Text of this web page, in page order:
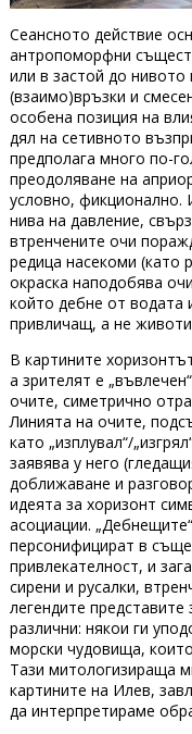
Сеансното действие
антропоморфни
или в застой до
(взаимо)връзки и
особена позиция на
дял на сетивното
предполага много по-
преодоляване на
условно, фикционално.
нива на давление,
втренчените очи
редица насекоми (като
окраска наподобява
който дебне от водата
привличащ, а не
В картините
а зрителят е
очите, симетрично
Линията на очите,
като „изплувал“/
заявява у него
доближаване и
идеята за хоризонт
асоциации.
персонифицират в
привлекателност, и
сирени и русалки,
легендите представите
различни: някои ги
морски чудовища,
Тази митологизираща
картините на Илев,
да интерпретираме